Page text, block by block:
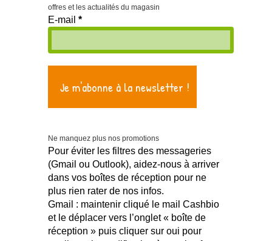
offres et les actualités du magasin
E-mail *
Ne manquez plus nos promotions
Pour éviter les filtres des messageries
(Gmail ou Outlook), aidez-nous à arriver
dans vos boîtes de réception pour ne
plus rien rater de nos infos.
Gmail : maintenir cliqué le mail Cashbio
et le déplacer vers l’onglet « boîte de
réception » puis cliquer sur oui pour